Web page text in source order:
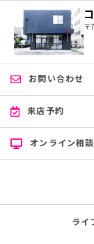
〒
お問い合わせ
来店予約
オンライン相談
ライ